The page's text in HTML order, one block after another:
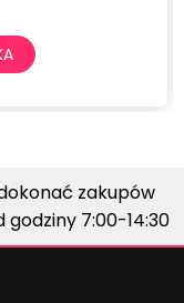
zakupów
7:00-14:30